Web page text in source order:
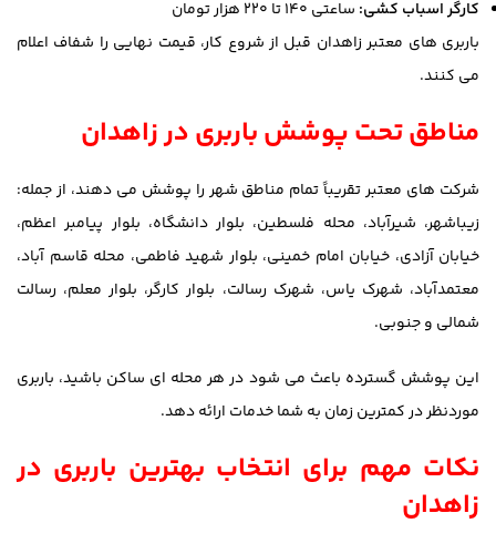
کارگر اسباب کشی: ساعتی ۱۴۰ تا ۲۲۰ هزار تومان
باربری های معتبر زاهدان قبل از شروع کار، قیمت نهایی را شفاف اعلام
می کنند.
مناطق تحت پوشش باربری در زاهدان
شرکت های معتبر تقریباً تمام مناطق شهر را پوشش می دهند، از جمله:
زیباشهر، شیرآباد، محله فلسطین، بلوار دانشگاه، بلوار پیامبر اعظم،
خیابان آزادی، خیابان امام خمینی، بلوار شهید فاطمی، محله قاسم آباد،
معتمدآباد، شهرک یاس، شهرک رسالت، بلوار کارگر، بلوار معلم، رسالت
شمالی و جنوبی.
این پوشش گسترده باعث می شود در هر محله ای ساکن باشید، باربری
موردنظر در کمترین زمان به شما خدمات ارائه دهد.
نکات مهم برای انتخاب بهترین باربری در
زاهدان